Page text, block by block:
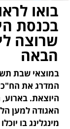
בואו
בכנסת
שרוצה
הבאה
במוצאי שבת
המדרג את
היוצאת. בארוע,
האגודה למען
מינגלינג בו